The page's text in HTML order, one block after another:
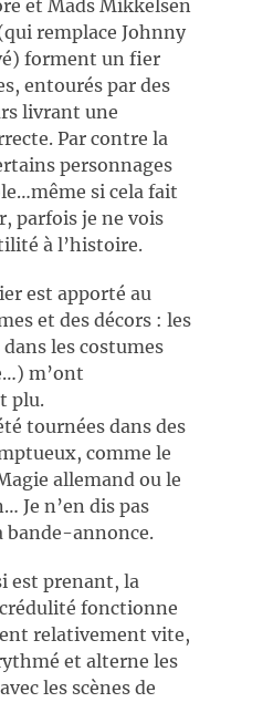
et Mads Mikkelsen
remplace Johnny
forment un fier
entourés par des
livrant une
Par contre la
personnages
si cela fait
parfois je ne vois
à l’histoire.
est apporté au
et des décors : les
les costumes
m’ont
plu.
tournées dans des
comme le
allemand ou le
Je n’en dis pas
bande-annonce.
est prenant, la
fonctionne
relativement vite,
et alterne les
les scènes de